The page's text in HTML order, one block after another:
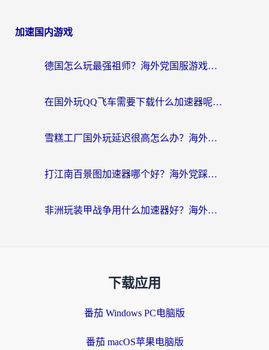
加速国内游戏
德国怎么玩最强祖师？海外党国服游戏加速器选择全攻略（附宝可梦Online实测）
在国外玩QQ飞车需要下载什么加速器呢？海外党亲测有效的国服游戏加速指南
雪糕工厂国外玩延迟很高怎么办？海外玩家国服游戏加速终极攻略（附实测推荐）
打江南百景图加速器哪个好？海外党踩坑N次后，终于找到不卡的秘诀
非洲玩装甲战争用什么加速器好？海外党亲测有效的国服游戏加速方案
下载应用
番茄 Windows PC电脑版
番茄 macOS苹果电脑版